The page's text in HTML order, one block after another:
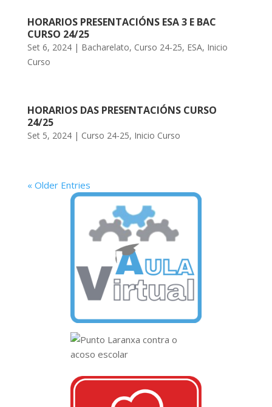
HORARIOS PRESENTACIÓNS ESA 3 E BAC
CURSO 24/25
Set 6, 2024| Bacharelato, Curso 24-25, ESA, Inicio
Curso
HORARIOS DAS PRESENTACIÓNS CURSO
24/25
Set 5, 2024| Curso 24-25, Inicio Curso
« Older Entries